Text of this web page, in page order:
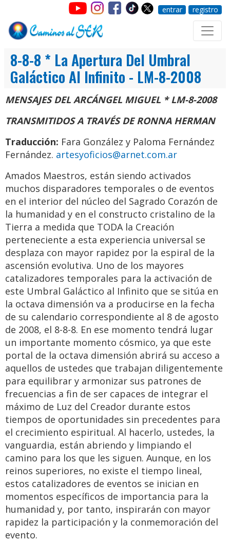
entrar registro
8-8-8 * La Apertura Del Umbral
Galáctico Al Infinito - LM-8-2008
MENSAJES DEL ARCÁNGEL MIGUEL * LM-8-2008
TRANSMITIDOS A TRAVÉS DE RONNA HERMAN
Traducción: Fara González y Paloma Fernández
Fernández. artesyoficios@arnet.com.ar
Amados Maestros, están siendo activados
muchos disparadores temporales o de eventos
en el interior del núcleo del Sagrado Corazón de
la humanidad y en el constructo cristalino de la
Tierra a medida que TODA la Creación
perteneciente a esta experiencia universal se
desplaza con mayor rapidez por la espiral de la
ascensión evolutiva. Uno de los mayores
catalizadores temporales para la activación de
este Umbral Galáctico al Infinito que se sitúa en
la octava dimensión va a producirse en la fecha
de su calendario correspondiente al 8 de agosto
de 2008, el 8-8-8. En ese momento tendrá lugar
un importante momento cósmico, ya que este
portal de la octava dimensión abrirá su acceso a
aquellos de ustedes que trabajan diligentemente
para equilibrar y armonizar sus patrones de
frecuencias a fin de ser capaces de integrar el
máximo de Luz del Creador durante estos
tiempos de oportunidades sin precedentes para
el crecimiento espiritual. Al hacerlo, ustedes, la
vanguardia, están abriendo y limpiando el
camino para los que les siguen. Aunque, en los
reinos superiores, no existe el tiempo lineal,
estos catalizadores de eventos se inician en
momentos específicos de importancia para la
humanidad y, por tanto, inspirarán con mayor
rapidez la participación y la conmemoración del
evento.